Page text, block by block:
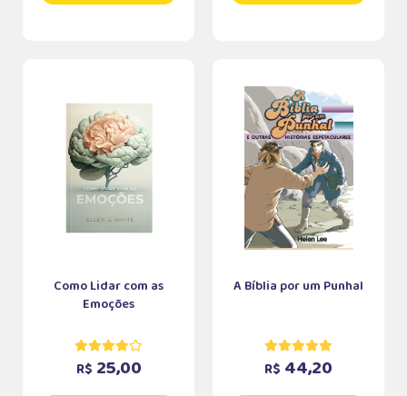
Como Lidar com as
Emoções
R$ 25,00
A Bíblia por um Punhal
R$ 44,20